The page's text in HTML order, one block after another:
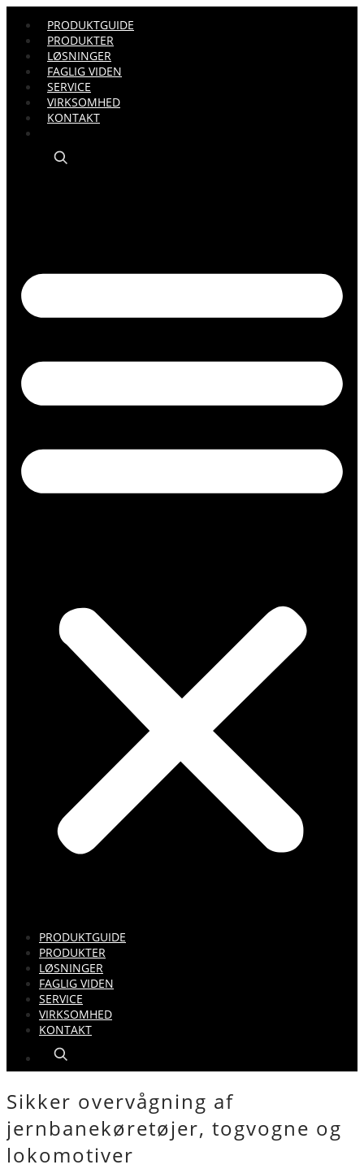
PRODUKTGUIDE
PRODUKTER
LØSNINGER
FAGLIG VIDEN
SERVICE
VIRKSOMHED
KONTAKT
PRODUKTGUIDE
PRODUKTER
LØSNINGER
FAGLIG VIDEN
SERVICE
VIRKSOMHED
KONTAKT
Sikker overvågning af
jernbanekøretøjer, togvogne og
lokomotiver